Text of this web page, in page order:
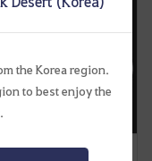
the Korea region.
to best enjoy the